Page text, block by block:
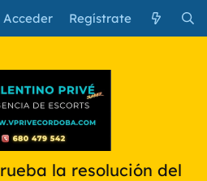
Acceder Regístrate
la resolución del